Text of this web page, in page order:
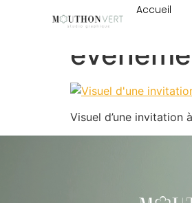
Accueil
Visuel
Visuel d’une invitation